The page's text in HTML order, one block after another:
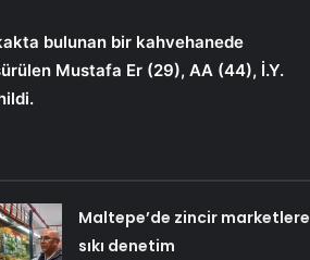
bulunan bir kahvehanede
Mustafa Er (29), AA (44), İ.Y.
Maltepe’de zincir marketlere
sıkı denetim